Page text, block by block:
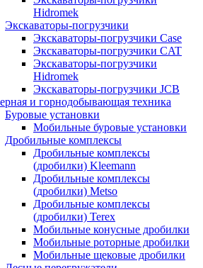
Hidromek
Экскаваторы-погрузчики
Экскаваторы-погрузчики Case
Экскаваторы-погрузчики CAT
Экскаваторы-погрузчики
Hidromek
Экскаваторы-погрузчики JCB
и горнодобывающая техника
Буровые установки
Мобильные буровые установки
Дробильные комплексы
Дробильные комплексы
(дробилки) Kleemann
Дробильные комплексы
(дробилки) Metso
Дробильные комплексы
(дробилки) Terex
Мобильные конусные дробилки
Мобильные роторные дробилки
Мобильные щековые дробилки